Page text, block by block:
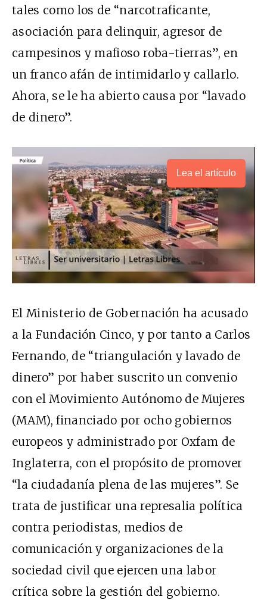
tales como los de “narcotraficante,
asociación para delinquir, agresor de
campesinos y mafioso roba-tierras”, en
un franco afán de intimidarlo y callarlo.
Ahora, se le ha abierto causa por “lavado
de dinero”.
Lea el artículo
El Ministerio de Gobernación ha acusado
a la Fundación Cinco, y por tanto a Carlos
Fernando, de “triangulación y lavado de
dinero” por haber suscrito un convenio
con el Movimiento Autónomo de Mujeres
(MAM), financiado por ocho gobiernos
europeos y administrado por Oxfam de
Inglaterra, con el propósito de promover
“la ciudadanía plena de las mujeres”. Se
trata de justificar una represalia política
contra periodistas, medios de
comunicación y organizaciones de la
sociedad civil que ejercen una labor
crítica sobre la gestión del gobierno.